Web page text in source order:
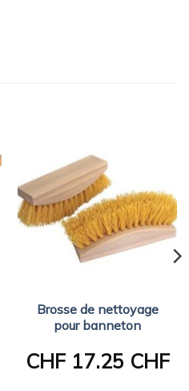
Brosse de nettoyage
pour banneton
CHF17.25 CHF